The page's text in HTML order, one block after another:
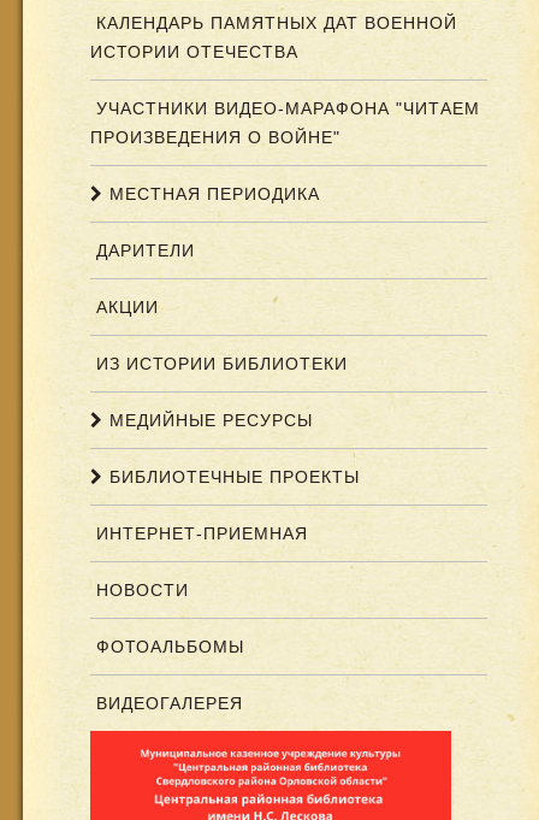
КАЛЕНДАРЬ ПАМЯТНЫХ ДАТ ВОЕННОЙ
ИСТОРИИ ОТЕЧЕСТВА
УЧАСТНИКИ ВИДЕО-МАРАФОНА "ЧИТАЕМ
ПРОИЗВЕДЕНИЯ О ВОЙНЕ"
МЕСТНАЯ ПЕРИОДИКА
ДАРИТЕЛИ
АКЦИИ
ИЗ ИСТОРИИ БИБЛИОТЕКИ
МЕДИЙНЫЕ РЕСУРСЫ
БИБЛИОТЕЧНЫЕ ПРОЕКТЫ
ИНТЕРНЕТ-ПРИЕМНАЯ
НОВОСТИ
ФОТОАЛЬБОМЫ
ВИДЕОГАЛЕРЕЯ